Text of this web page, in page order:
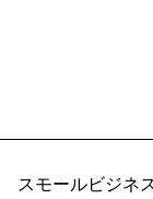
スモールビジネ